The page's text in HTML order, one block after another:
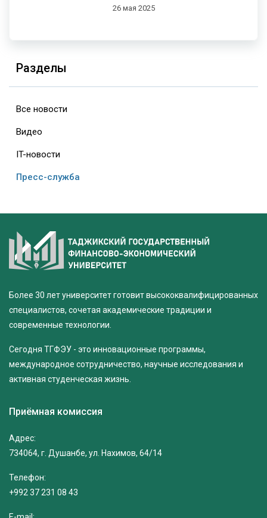
26 мая 2025
Разделы
Все новости
Видео
IT-новости
Пресс-служба
Более 30 лет университет готовит высококвалифицированных
специалистов, сочетая академические традиции и
современные технологии.
Сегодня ТГФЭУ - это инновационные программы,
международное сотрудничество, научные исследования и
активная студенческая жизнь.
Приёмная комиссия
Адрес:
734064, г. Душанбе, ул. Нахимов, 64/14
Телефон:
+992 37 231 08 43